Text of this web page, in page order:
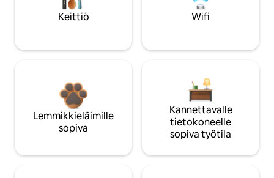
Keittiö Wifi
Lemmikkieläimille
sopiva
Kannettavalle
tietokoneelle
sopiva työtila